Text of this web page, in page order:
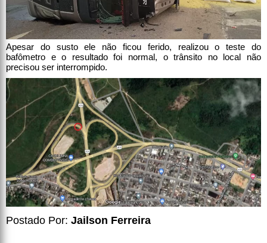
Apesar do susto ele não ficou ferido, realizou o teste do
bafômetro e o resultado foi normal, o trânsito no local não
precisou ser interrompido.
Postado Por: Jailson Ferreira